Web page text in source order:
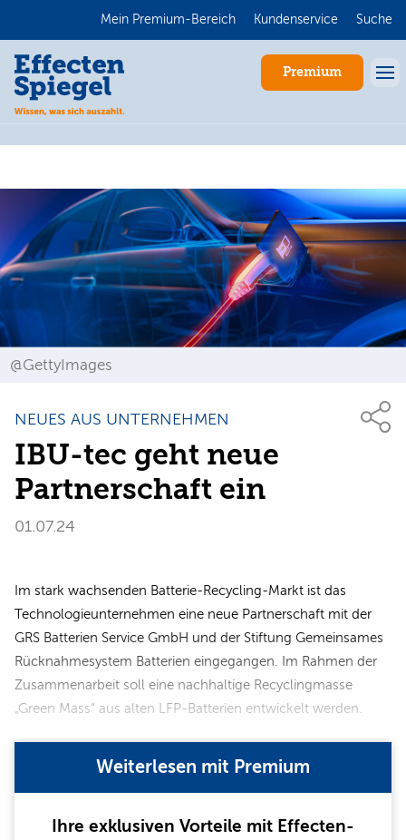
Mein Premium-Bereich Kundenservice Suche
Premium
@GettyImages
NEUES AUS UNTERNEHMEN
IBU-tec geht neue
Partnerschaft ein
01.07.24
Im stark wachsenden Batterie-Recycling-Markt ist das
Technologieunternehmen eine neue Partnerschaft mit der
GRS Batterien Service GmbH und der Stiftung Gemeinsames
Rücknahmesystem Batterien eingegangen. Im Rahmen der
Zusammenarbeit soll eine nachhaltige Recyclingmasse
„Green Mass“ aus alten LFP-Batterien entwickelt werden.
Weiterlesen mit Premium
Ihre exklusiven Vorteile mit Effecten-
Anmelden